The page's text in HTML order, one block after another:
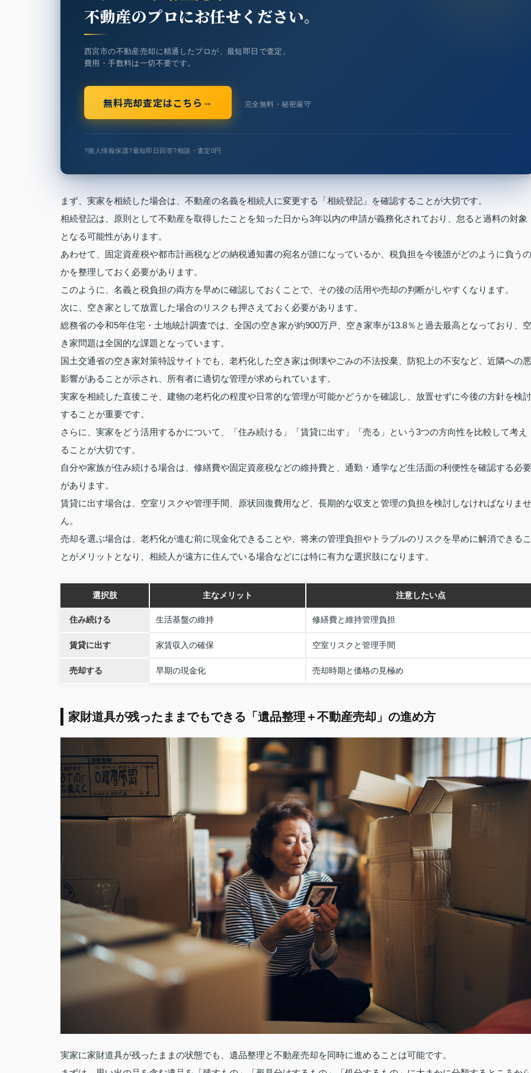
不動産のプロにお任せください。
西宮市の不動産売却に精通したプロが、最短即日で査定。
費用・手数料は一切不要です。
無料売却査定はこちら → 完全無料・秘密厳守
?個人情報保護?最短即日回答?相談・査定0円
まず、実家を相続した場合は、不動産の名義を相続人に変更する「相続登記」を確認することが大切です。
相続登記は、原則として不動産を取得したことを知った日から3年以内の申請が義務化されており、怠ると過料の対象
となる可能性があります。
あわせて、固定資産税や都市計画税などの納税通知書の宛名が誰になっているか、税負担を今後誰がどのように負うの
かを整理しておく必要があります。
このように、名義と税負担の両方を早めに確認しておくことで、その後の活用や売却の判断がしやすくなります。
次に、空き家として放置した場合のリスクも押さえておく必要があります。
総務省の令和5年住宅・土地統計調査では、全国の空き家が約900万戸、空き家率が13.8％と過去最高となっており、空
き家問題は全国的な課題となっています。
国土交通省の空き家対策特設サイトでも、老朽化した空き家は倒壊やごみの不法投棄、防犯上の不安など、近隣への悪
影響があることが示され、所有者に適切な管理が求められています。
実家を相続した直後こそ、建物の老朽化の程度や日常的な管理が可能かどうかを確認し、放置せずに今後の方針を検討
することが重要です。
さらに、実家をどう活用するかについて、「住み続ける」「賃貸に出す」「売る」という3つの方向性を比較して考え
ることが大切です。
自分や家族が住み続ける場合は、修繕費や固定資産税などの維持費と、通勤・通学など生活面の利便性を確認する必要
があります。
賃貸に出す場合は、空室リスクや管理手間、原状回復費用など、長期的な収支と管理の負担を検討しなければなりませ
ん。
売却を選ぶ場合は、老朽化が進む前に現金化できることや、将来の管理負担やトラブルのリスクを早めに解消できるこ
とがメリットとなり、相続人が遠方に住んでいる場合などには特に有力な選択肢になります。
選択肢 主なメリット 注意したい点
住み続ける 生活基盤の維持 修繕費と維持管理負担
賃貸に出す 家賃収入の確保 空室リスクと管理手間
売却する 早期の現金化 売却時期と価格の見極め
家財道具が残ったままでもできる「遺品整理＋不動産売却」の進め方
実家に家財道具が残ったままの状態でも、遺品整理と不動産売却を同時に進めることは可能です。